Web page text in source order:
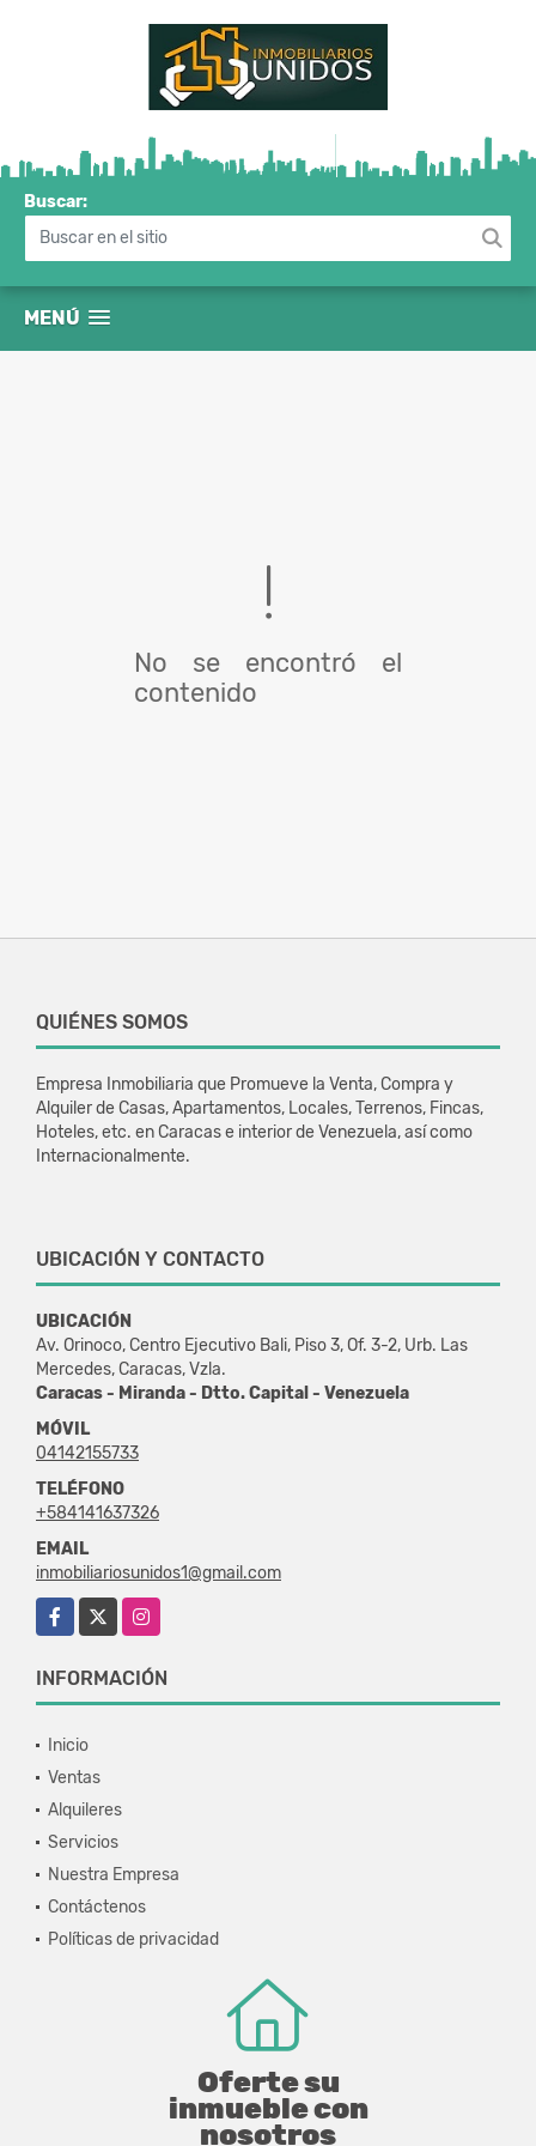
Buscar:
MENÚ
No se encontró el
contenido
QUIÉNES SOMOS
Empresa Inmobiliaria que Promueve la Venta, Compra y
Alquiler de Casas, Apartamentos, Locales, Terrenos, Fincas,
Hoteles, etc. en Caracas e interior de Venezuela, así como
Internacionalmente.
UBICACIÓN Y CONTACTO
UBICACIÓN
Av. Orinoco, Centro Ejecutivo Bali, Piso 3, Of. 3-2, Urb. Las
Mercedes, Caracas, Vzla.
Caracas - Miranda - Dtto. Capital - Venezuela
MÓVIL
04142155733
TELÉFONO
+584141637326
EMAIL
inmobiliariosunidos1@gmail.com
Facebook
Instagram
INFORMACIÓN
Inicio
Ventas
Alquileres
Servicios
Nuestra Empresa
Contáctenos
Políticas de privacidad
Oferte su
inmueble con
nosotros